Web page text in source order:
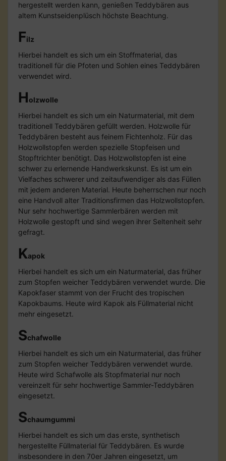
hergestellt werden kann, genießen Teddybären aus
altem Kunstseidenplüsch höchste Beachtung.
Filz
Hierbei handelt es sich um ein Stoffmaterial, das
traditionell für die Pfoten und Sohlen eines Teddybären
verwendet wird.
Holzwolle
Hierbei handelt es sich um ein Naturmaterial, mit dem
traditionell Teddybären gefüllt werden. Holzwolle für
Teddybären besteht aus feinem Fichtenholz. Für das
Holzwollstopfen werden spezielle Stopfeisen und
Stopftrichter benötigt. Das Holzwollstopfen ist eine
schwer zu erlernende Handwerkskunst. Es ist um ein
Vielfaches schwerer und zeitaufwendiger als das Füllen
mit jedem anderen Material. Heute beherrschen nur noch
eine Handvoll alter Traditionsfirmen das Holzwollstopfen.
Nur sehr hochwertige Sammlerbären werden mit
Holzwolle gestopft und sind wegen ihrer Seltenheit sehr
gefragt.
Kapok
Hierbei handelt es sich um ein Naturmaterial, das früher
zum Stopfen weicher Teddybären verwendet wurde. Die
Kapokfaser stammt von der Frucht des tropischen
Kapokbaums. Heute wird Kapok als Füllmaterial nicht
mehr eingesetzt.
Schafwolle
Hierbei handelt es sich um ein Naturmaterial, das früher
zum Stopfen weicher Teddybären verwendet wurde.
Heute wird Schafwolle als Stopfmaterial nur noch
vereinzelt für sehr hochwertige Sammler-Teddybären
eingesetzt.
Schaumgummi
Hierbei handelt es sich um das erste, synthetisch
hergestellte Füllmaterial für Teddybären. Es wurde
insbesondere in den 70er Jahren eingesetzt, um